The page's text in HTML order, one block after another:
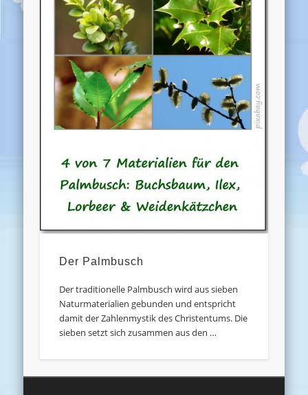
Der Palmbusch
Der traditionelle Palmbusch wird aus sieben
Naturmaterialien gebunden und entspricht
damit der Zahlenmystik des Christentums. Die
sieben setzt sich zusammen aus den …